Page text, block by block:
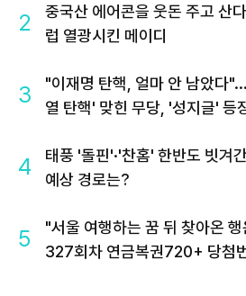
2
중국산 에어콘을 웃돈 주고 산
럽 열광시킨 메이디
3
"이재명 탄핵, 얼마 안 남았다
열 탄핵' 맞힌 무당, '성지글' 등
4
태풍 '돌핀'·'찬홈' 한반도 빗겨
예상 경로는?
5
"서울 여행하는 꿈 뒤 찾아온
327회차 연금복권720+ 당첨